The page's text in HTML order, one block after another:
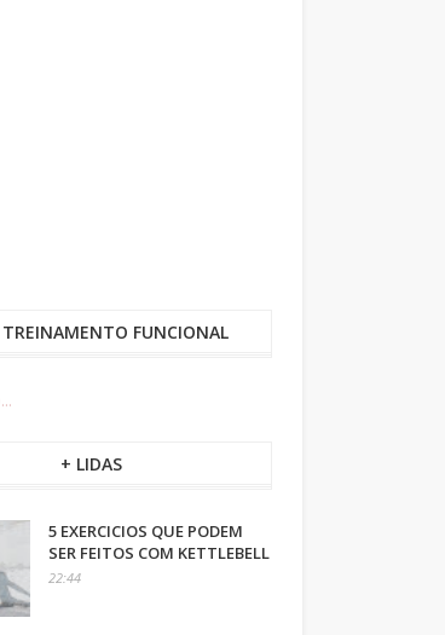
TREINAMENTO FUNCIONAL
+ LIDAS
5 EXERCICIOS QUE PODEM
SER FEITOS COM KETTLEBELL
22:44